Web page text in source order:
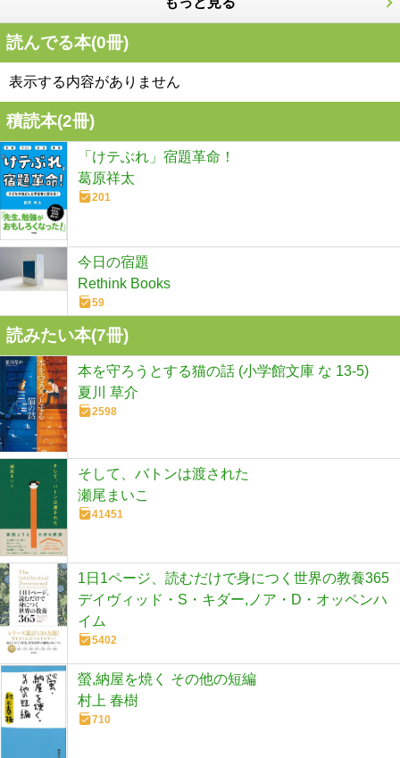
読んでる本(0冊)
表示する内容がありません
積読本(2冊)
「けテぶれ」宿題革命！
葛原祥太
201
今日の宿題
Rethink Books
59
読みたい本(7冊)
本を守ろうとする猫の話 (小学館文庫 な 13-5)
夏川 草介
2598
そして、バトンは渡された
瀬尾まいこ
41451
1日1ページ、読むだけで身につく世界の教養365
デイヴィッド・S・キダー,ノア・D・オッペンハ
イム
5402
螢,納屋を焼く その他の短編
村上 春樹
710